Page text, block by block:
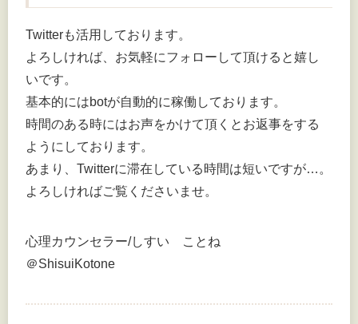
Twitterも活用しております。
よろしければ、お気軽にフォローして頂けると嬉し
いです。
基本的にはbotが自動的に稼働しております。
時間のある時にはお声をかけて頂くとお返事をする
ようにしております。
あまり、Twitterに滞在している時間は短いですが…。
よろしければご覧くださいませ。
心理カウンセラー/しすい ことね
＠ShisuiKotone